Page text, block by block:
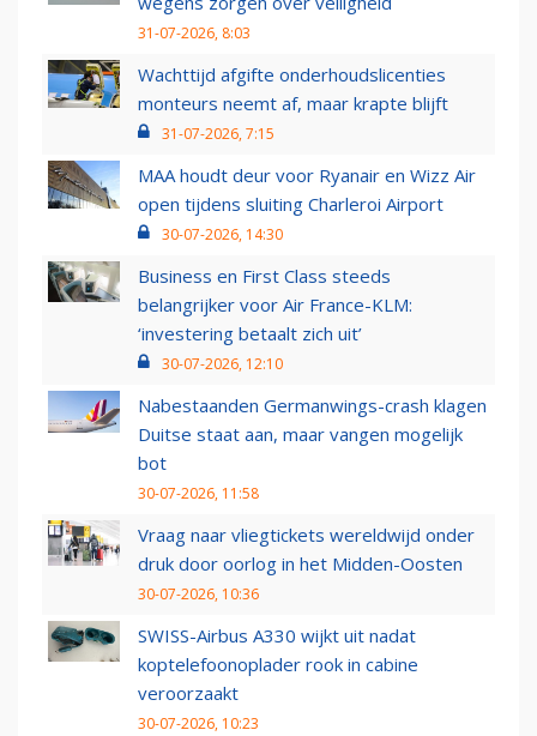
31-07-2026, 8:03
Wachttijd afgifte onderhoudslicenties
monteurs neemt af, maar krapte blijft
31-07-2026, 7:15
MAA houdt deur voor Ryanair en Wizz Air
open tijdens sluiting Charleroi Airport
30-07-2026, 14:30
Business en First Class steeds
belangrijker voor Air France-KLM:
‘investering betaalt zich uit’
30-07-2026, 12:10
Nabestaanden Germanwings-crash klagen
Duitse staat aan, maar vangen mogelijk
bot
30-07-2026, 11:58
Vraag naar vliegtickets wereldwijd onder
druk door oorlog in het Midden-Oosten
30-07-2026, 10:36
SWISS-Airbus A330 wijkt uit nadat
koptelefoonoplader rook in cabine
veroorzaakt
30-07-2026, 10:23